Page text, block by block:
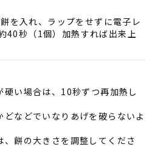
を入れ、ラップをせずに電子レ
40秒（1個）加熱すれば出来上
い場合は、10秒ずつ再加熱し
などでいなりあげを破らないよ
餅の大きさを調整してくださ